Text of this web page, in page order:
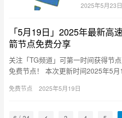
2025年5月23日
「5月19日」2025年最新高
箭节点免费分享
关注「TG频道」可第一时间获得节
免费节点！ 本次更新时间2025年5
免费节点 2025年5月19日